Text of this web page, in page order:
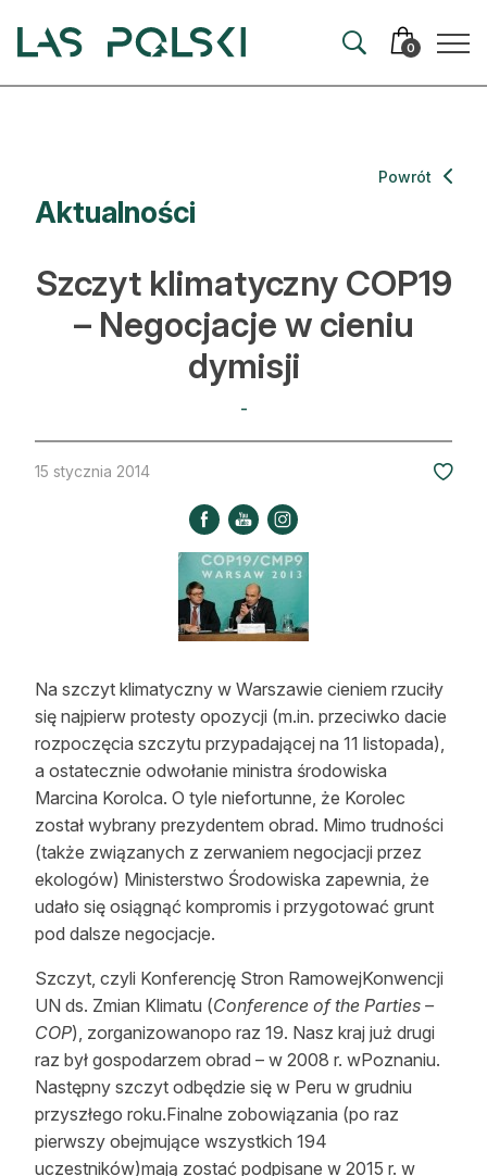
0
Artykuły
Hodowla lasu
Ochrona lasu
Nowe technologie
Kultura i historia
Strefa eksperta
Leśnik na zakupach
Z zagranicy
Edukacja
Lasy prywatne
O nas
100 lat „Lasu Polskiego”
Reklama
Zostań autorem
Archiwum
Kontakt
Aktualności
Powrót
Szczyt klimatyczny COP19
– Negocjacje w cieniu
dymisji
-
15 stycznia 2014
Na szczyt klimatyczny w Warszawie cieniem rzuciły
się najpierw protesty opozycji (m.in. przeciwko dacie
rozpoczęcia szczytu przypadającej na 11 listopada),
a ostatecznie odwołanie ministra środowiska
Marcina Korolca. O tyle niefortunne, że Korolec
został wybrany prezydentem obrad. Mimo trudności
(także związanych z zerwaniem negocjacji przez
ekologów) Ministerstwo Środowiska zapewnia, że
udało się osiągnąć kompromis i przygotować grunt
pod dalsze negocjacje.
Szczyt, czyli Konferencję Stron RamowejKonwencji
UN ds. Zmian Klimatu (Conference of the Parties –
COP), zorganizowanopo raz 19. Nasz kraj już drugi
raz był gospodarzem obrad – w 2008 r. wPoznaniu.
Następny szczyt odbędzie się w Peru w grudniu
przyszłego roku.Finalne zobowiązania (po raz
pierwszy obejmujące wszystkich 194
uczestników)mają zostać podpisane w 2015 r. w